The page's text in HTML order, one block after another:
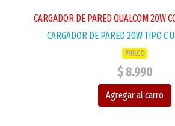
CARGADOR DE PARED QUALCOM 20W
CARGADOR DE PARED 20W TIPO C
PHILCO
$ 8.990
Agregar al carro